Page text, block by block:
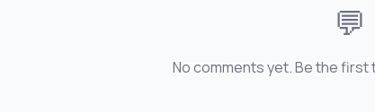
💬
No comments yet. Be the